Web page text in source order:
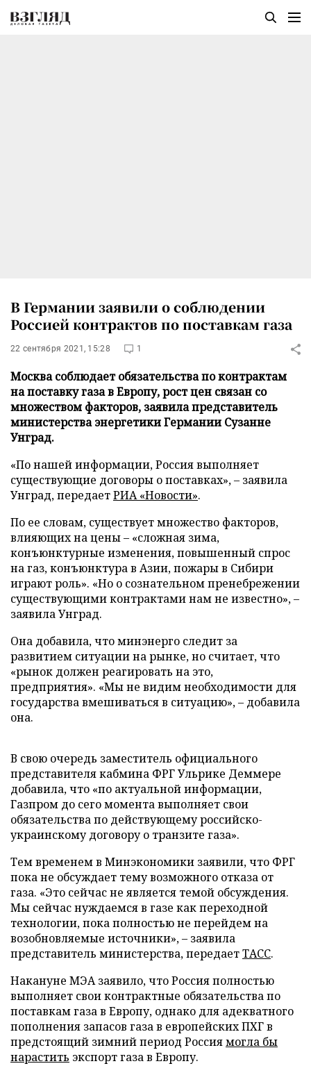
В Германии заявили о соблюдении
Россией контрактов по поставкам газа
22 сентября 2021, 15:28 1
Москва соблюдает обязательства по контрактам
на поставку газа в Европу, рост цен связан со
множеством факторов, заявила представитель
министерства энергетики Германии Сузанне
Унград.
«По нашей информации, Россия выполняет
существующие договоры о поставках», – заявила
Унград, передаетРИА «Новости».
По ее словам, существует множество факторов,
влияющих на цены – «сложная зима,
конъюнктурные изменения, повышенный спрос
на газ, конъюнктура в Азии, пожары в Сибири
играют роль». «Но о сознательном пренебрежении
существующими контрактами нам не известно», –
заявила Унград.
Она добавила, что минэнерго следит за
развитием ситуации на рынке, но считает, что
«рынок должен реагировать на это,
предприятия». «Мы не видим необходимости для
государства вмешиваться в ситуацию», – добавила
она.
В свою очередь заместитель официального
представителя кабмина ФРГ Ульрике Деммере
добавила, что «по актуальной информации,
Газпром до сего момента выполняет свои
обязательства по действующему российско-
украинскому договору о транзите газа».
Тем временем в Минэкономики заявили, что ФРГ
пока не обсуждает тему возможного отказа от
газа. «Это сейчас не является темой обсуждения.
Мы сейчас нуждаемся в газе как переходной
технологии, пока полностью не перейдем на
возобновляемые источники», – заявила
представитель министерства, передаетТАСС.
Накануне МЭА заявило, что Россия полностью
выполняет свои контрактные обязательства по
поставкам газа в Европу, однако для адекватного
пополнения запасов газа в европейских ПХГ в
предстоящий зимний период Россиямогла бы
нарастить экспорт газа в Европу.